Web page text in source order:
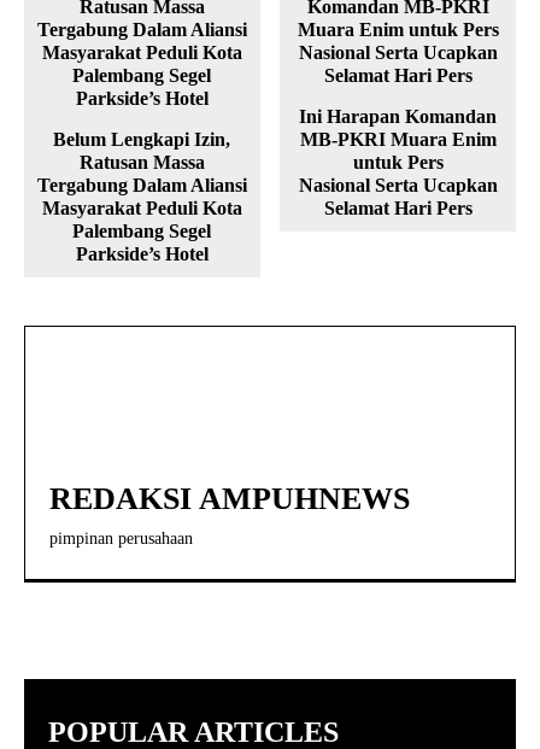
Belum Lengkapi Izin,
Ratusan Massa
Tergabung Dalam Aliansi
Masyarakat Peduli Kota
Palembang Segel
Parkside’s Hotel
Ini Harapan Komandan
MB-PKRI Muara Enim
untuk Pers
Nasional Serta Ucapkan
Selamat Hari Pers
REDAKSI AMPUHNEWS
pimpinan perusahaan
POPULAR ARTICLES